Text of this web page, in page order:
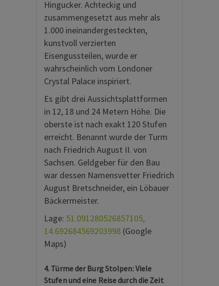
Hingucker. Achteckig und
zusammengesetzt aus mehr als
1.000 ineinandergesteckten,
kunstvoll verzierten
Eisengussteilen, wurde er
wahrscheinlich vom Londoner
Crystal Palace inspiriert.
Es gibt drei Aussichtsplattformen
in 12, 18 und 24 Metern Höhe. Die
oberste ist nach exakt 120 Stufen
erreicht. Benannt wurde der Turm
nach Friedrich August II. von
Sachsen. Geldgeber für den Bau
war dessen Namensvetter Friedrich
August Bretschneider, ein Löbauer
Bäckermeister.
Lage: 51.091280526857105,
14.692684569203998 (Google
Maps)
4. Türme der Burg Stolpen: Viele
Stufen und eine Reise durch die Zeit